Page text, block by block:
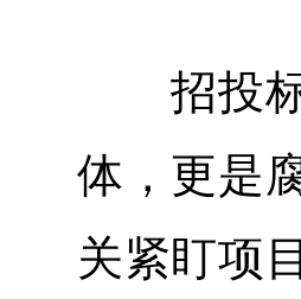
招投标
体，更是
关紧盯项